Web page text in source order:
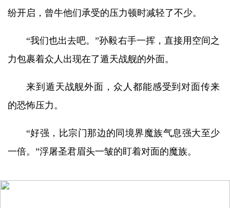
纷开启，曾牛他们承受的压力顿时减轻了不少。
“我们也出去吧。”孙毅右手一挥，直接用空间之
力包裹着众人出现在了遁天战舰的外面。
来到遁天战舰外面，众人都能感受到对面传来
的恐怖压力。
“好强，比宗门那边的同境界魔族气息强大至少
一倍。”浮屠圣君眉头一皱的盯着对面的魔族。